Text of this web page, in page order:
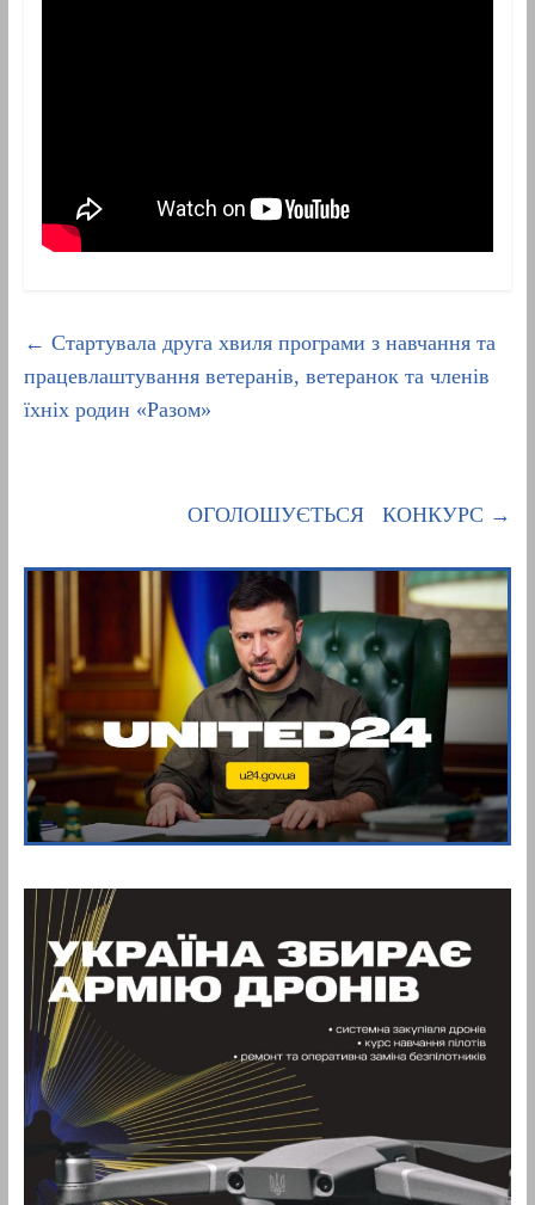
← Стартувала друга хвиля програми з навчання та
працевлаштування ветеранів, ветеранок та членів
їхніх родин «Разом»
ОГОЛОШУЄТЬСЯ КОНКУРС →